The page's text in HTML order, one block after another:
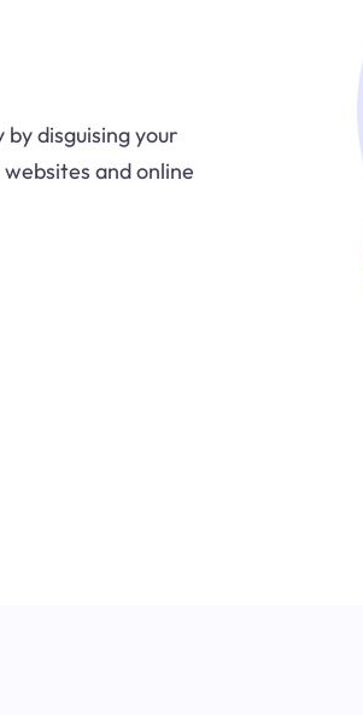
disguising your
and online